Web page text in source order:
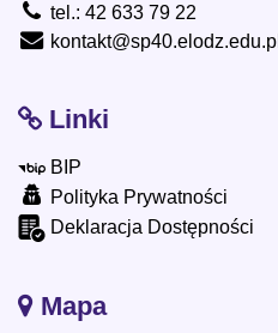
tel.: 42 633 79 22
kontakt@sp40.elodz.edu.pl
Linki
BIP
Polityka Prywatności
Deklaracja Dostępności
Mapa